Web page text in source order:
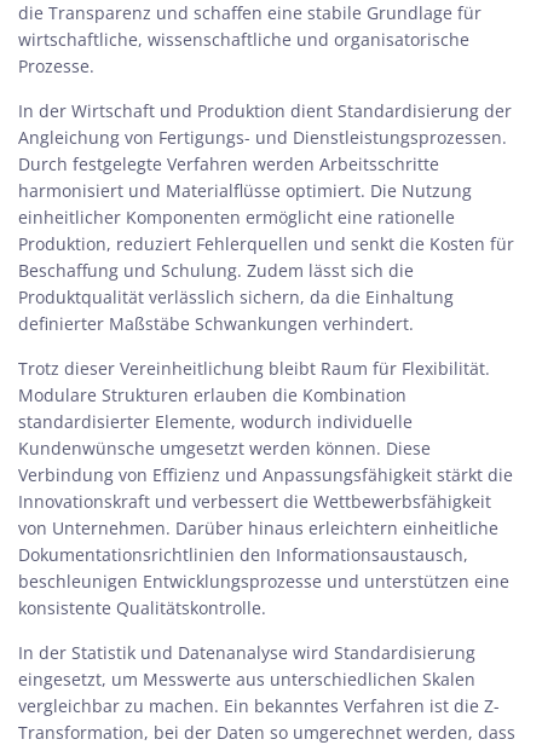
die Transparenz und schaffen eine stabile Grundlage für
wirtschaftliche, wissenschaftliche und organisatorische
Prozesse.
In der Wirtschaft und Produktion dient Standardisierung der
Angleichung von Fertigungs- und Dienstleistungsprozessen.
Durch festgelegte Verfahren werden Arbeitsschritte
harmonisiert und Materialflüsse optimiert. Die Nutzung
einheitlicher Komponenten ermöglicht eine rationelle
Produktion, reduziert Fehlerquellen und senkt die Kosten für
Beschaffung und Schulung. Zudem lässt sich die
Produktqualität verlässlich sichern, da die Einhaltung
definierter Maßstäbe Schwankungen verhindert.
Trotz dieser Vereinheitlichung bleibt Raum für Flexibilität.
Modulare Strukturen erlauben die Kombination
standardisierter Elemente, wodurch individuelle
Kundenwünsche umgesetzt werden können. Diese
Verbindung von Effizienz und Anpassungsfähigkeit stärkt die
Innovationskraft und verbessert die Wettbewerbsfähigkeit
von Unternehmen. Darüber hinaus erleichtern einheitliche
Dokumentationsrichtlinien den Informationsaustausch,
beschleunigen Entwicklungsprozesse und unterstützen eine
konsistente Qualitätskontrolle.
In der Statistik und Datenanalyse wird Standardisierung
eingesetzt, um Messwerte aus unterschiedlichen Skalen
vergleichbar zu machen. Ein bekanntes Verfahren ist die Z-
Transformation, bei der Daten so umgerechnet werden, dass